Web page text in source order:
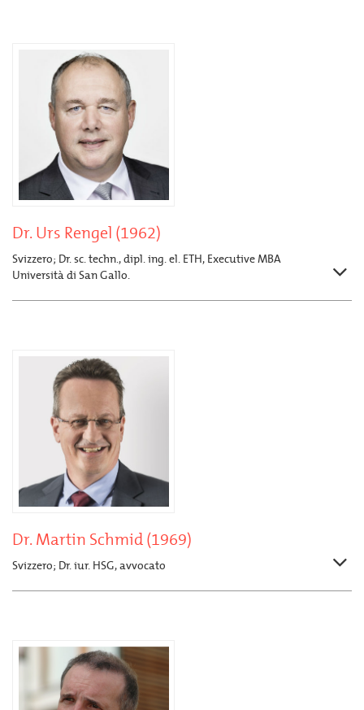
Dr. Urs Rengel (1962)
Svizzero; Dr. sc. techn., dipl. ing. el. ETH, Executive MBA
Università di San Gallo.
Dr. Martin Schmid (1969)
Svizzero; Dr. iur. HSG, avvocato